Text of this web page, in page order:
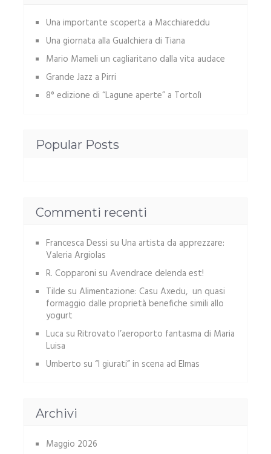
Una importante scoperta a Macchiareddu
Una giornata alla Gualchiera di Tiana
Mario Mameli un cagliaritano dalla vita audace
Grande Jazz a Pirri
8° edizione di “Lagune aperte” a Tortolì
Popular Posts
Commenti recenti
Francesca Dessi su Una artista da apprezzare:
Valeria Argiolas
R. Copparoni su Avendrace delenda est!
Tilde su Alimentazione: Casu Axedu, un quasi
formaggio dalle proprietà benefiche simili allo
yogurt
Luca su Ritrovato l’aeroporto fantasma di Maria
Luisa
Umberto su “I giurati” in scena ad Elmas
Archivi
Maggio 2026